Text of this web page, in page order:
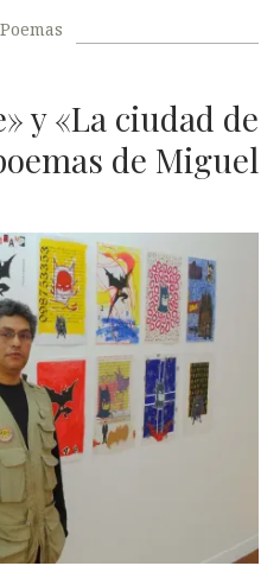
Poemas
y «La ciudad de
de Miguel